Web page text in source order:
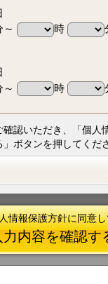
～ 時
～ 時
認いただき、「個人
ボタンを押してくだ
情報保護方針に同意
力内容を確認す